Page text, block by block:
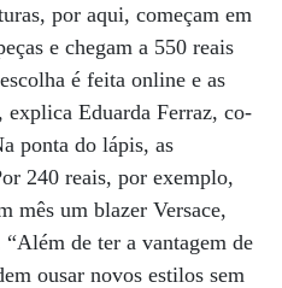
por aqui, começam em
e chegam a 550 reais
é feita online e as
explica Eduarda Ferraz, co-
ponta do lápis, as
240 reais, por exemplo,
mês um blazer Versace,
de ter a vantagem de
ousar novos estilos sem